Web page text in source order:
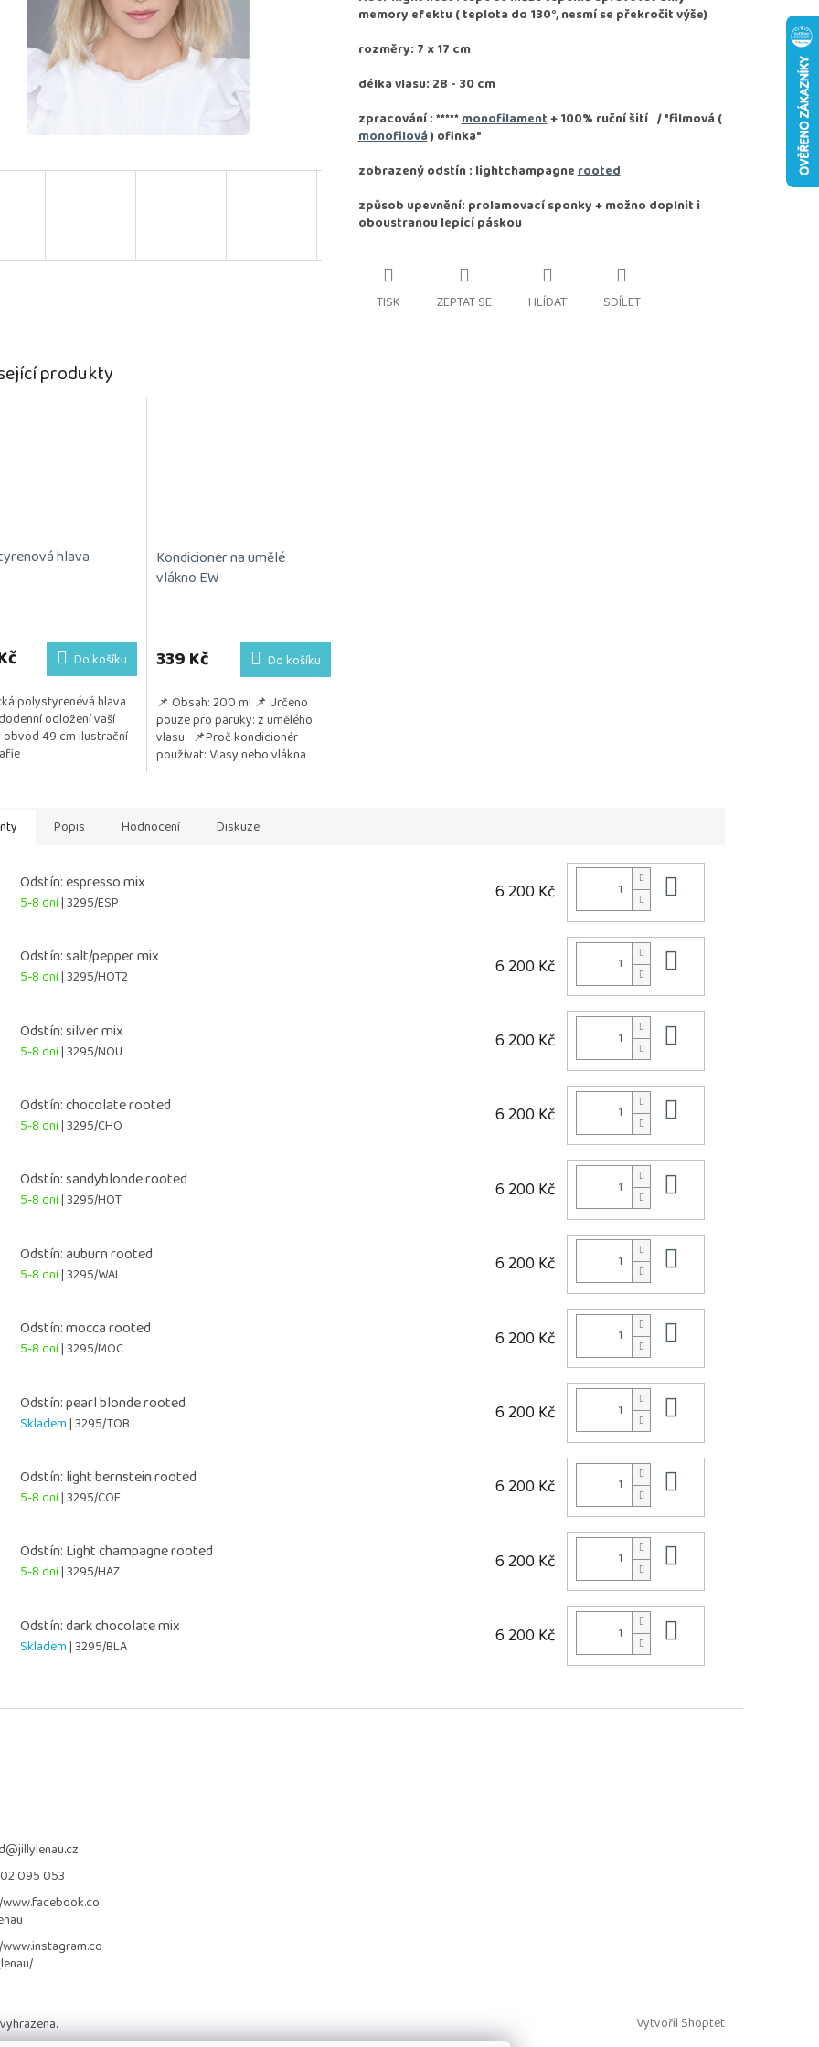
memory efektu ( teplota do 130°, nesmí se překročit výše)
rozměry: 7 x 17 cm
délka vlasu: 28 - 30 cm
zpracování :*****monofilament+ 100% ruční šití / "filmová (
monofilová) ofinka"
zobrazený odstín : lightchampagnerooted
způsob upevnění: prolamovací sponky + možno doplnit i
oboustranou lepící páskou
TISK ZEPTAT SE HLÍDAT SDÍLET
produkty
hlava
Do košíku
polystyrenévá hlava
odložení vaší
obvod 49 cm ilustrační
Kondicioner na umělé
vlákno EW
339 Kč Do košíku
📌 Obsah: 200 ml 📌 Určeno
pouze pro paruky: z umělého
vlasu 📌Proč kondicionér
používat: Vlasy nebo vlákna
Popis Hodnocení Diskuze
Odstín: espresso mix
5-8 dní| 3295/ESP 6 200 Kč
Odstín: salt/pepper mix
5-8 dní| 3295/HOT2 6 200 Kč
Odstín: silver mix
5-8 dní| 3295/NOU 6 200 Kč
Odstín: chocolate rooted
5-8 dní| 3295/CHO 6 200 Kč
Odstín: sandyblonde rooted
5-8 dní| 3295/HOT 6 200 Kč
Odstín: auburn rooted
5-8 dní| 3295/WAL 6 200 Kč
Odstín: mocca rooted
5-8 dní| 3295/MOC 6 200 Kč
Odstín: pearl blonde rooted
Skladem| 3295/TOB 6 200 Kč
Odstín: light bernstein rooted
5-8 dní| 3295/COF 6 200 Kč
Odstín: Light champagne rooted
5-8 dní| 3295/HAZ 6 200 Kč
Odstín: dark chocolate mix
Skladem| 3295/BLA 6 200 Kč
@jillylenau.cz
095 053
Vytvořil Shoptet